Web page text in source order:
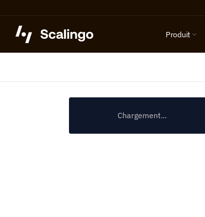
Produit
Chargement...